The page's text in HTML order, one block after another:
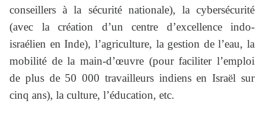
conseillers à la sécurité nationale), la cybersécurité
(avec la création d’un centre d’excellence indo-
israélien en Inde), l’agriculture, la gestion de l’eau, la
mobilité de la main-d’œuvre (pour faciliter l’emploi
de plus de 50 000 travailleurs indiens en Israël sur
cinq ans), la culture, l’éducation, etc.